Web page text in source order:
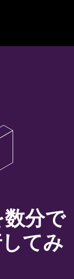
分で
てみ